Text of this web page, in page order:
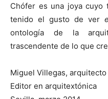
Chófer es una joya cuyo
tenido el gusto de ver
ontología de la
trascendente de lo que
Miguel Villegas, arquitecto
Editor en arquitextónica